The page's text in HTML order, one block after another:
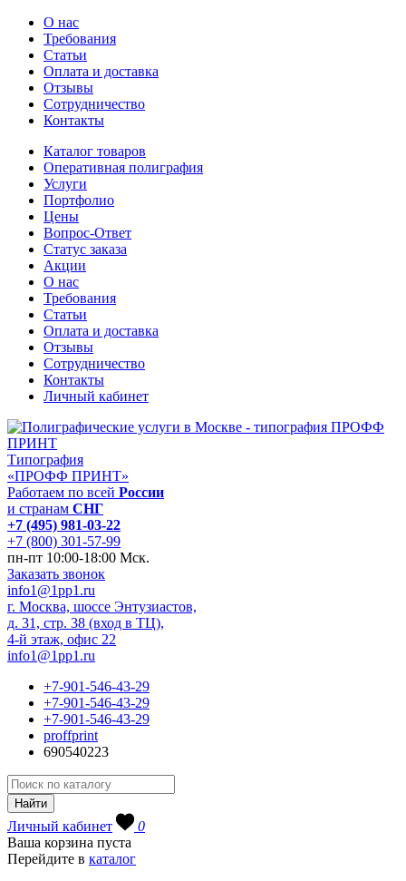
О нас
Требования
Статьи
Оплата и доставка
Отзывы
Сотрудничество
Контакты
Каталог товаров
Оперативная полиграфия
Услуги
Портфолио
Цены
Вопрос-Ответ
Статус заказа
Акции
О нас
Требования
Статьи
Оплата и доставка
Отзывы
Сотрудничество
Контакты
Личный кабинет
Типография
«ПРОФФ ПРИНТ»
Работаем по всей России
и странам СНГ
+7 (495) 981-03-22
+7 (800) 301-57-99
пн-пт 10:00-18:00 Мск.
Заказать звонок
info1@1pp1.ru
г. Москва, шоссе Энтузиастов,
д. 31, стр. 38 (вход в ТЦ),
4-й этаж, офис 22
info1@1pp1.ru
+7-901-546-43-29
+7-901-546-43-29
+7-901-546-43-29
proffprint
690540223
Личный кабинет
0
Ваша корзина пуста
Перейдите в каталог